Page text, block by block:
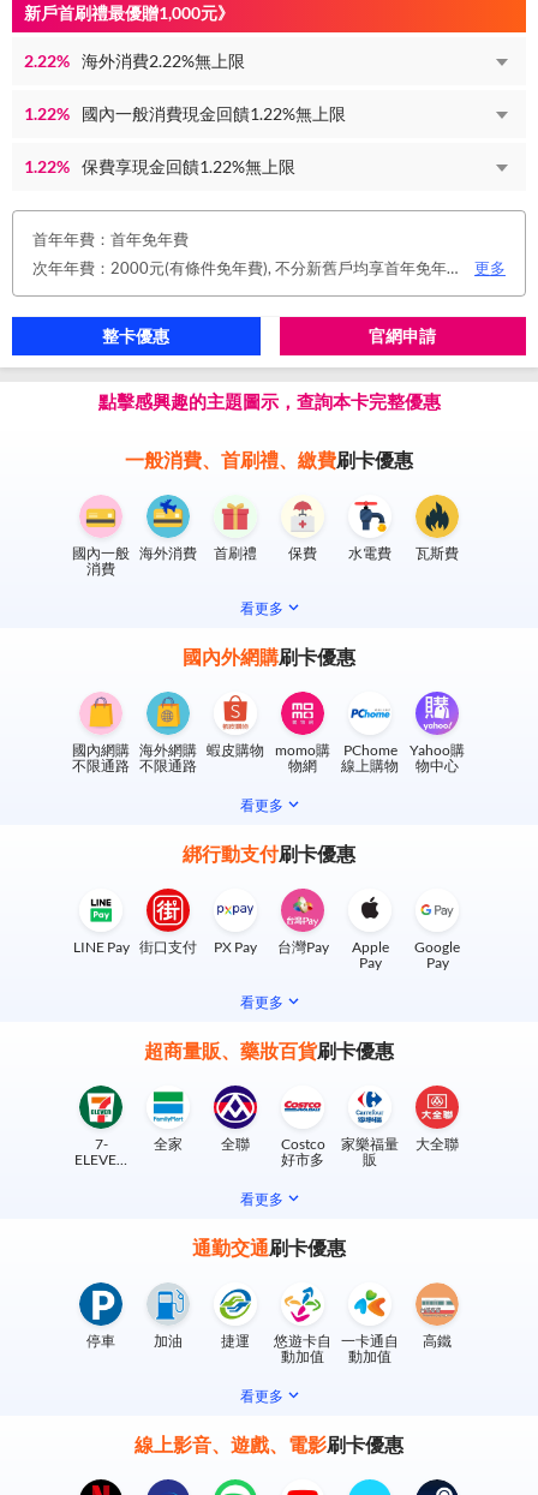
新戶首刷禮最優贈1,000元》
2.22% 海外消費2.22%無上限
1.22% 國內一般消費現金回饋1.22%無上限
1.22% 保費享現金回饋1.22%無上限
首年年費：首年免年費
次年年費：2000元(有條件免年費), 不分新舊戶均享首年免年費，第二年起符合以下條件享年費優惠辦法： 1.使用非紙本帳單(電子帳單或行動帳單)終身免年費。 2.前一年消費滿8 萬或 12 次享次年免年費。
更多
整卡優惠 官網申請
點擊感興趣的主題圖示，查詢本卡完整優惠
一般消費、首刷禮、繳費刷卡優惠
國內一般
消費
海外消費 首刷禮 保費 水電費 瓦斯費
看更多
國內外網購刷卡優惠
國內網購
不限通路
海外網購
不限通路
蝦皮購物
momo購
物網
PChome
線上購物
Yahoo購
物中心
看更多
綁行動支付刷卡優惠
LINE Pay 街口支付 PX Pay 台灣Pay
Apple
Pay
Google
Pay
看更多
超商量販、藥妝百貨刷卡優惠
7-
ELEVEN
全家 全聯
Costco
好市多
家樂福量
販
大全聯
看更多
通勤交通刷卡優惠
停車 加油 捷運
悠遊卡自
動加值
一卡通自
動加值
高鐵
看更多
線上影音、遊戲、電影刷卡優惠